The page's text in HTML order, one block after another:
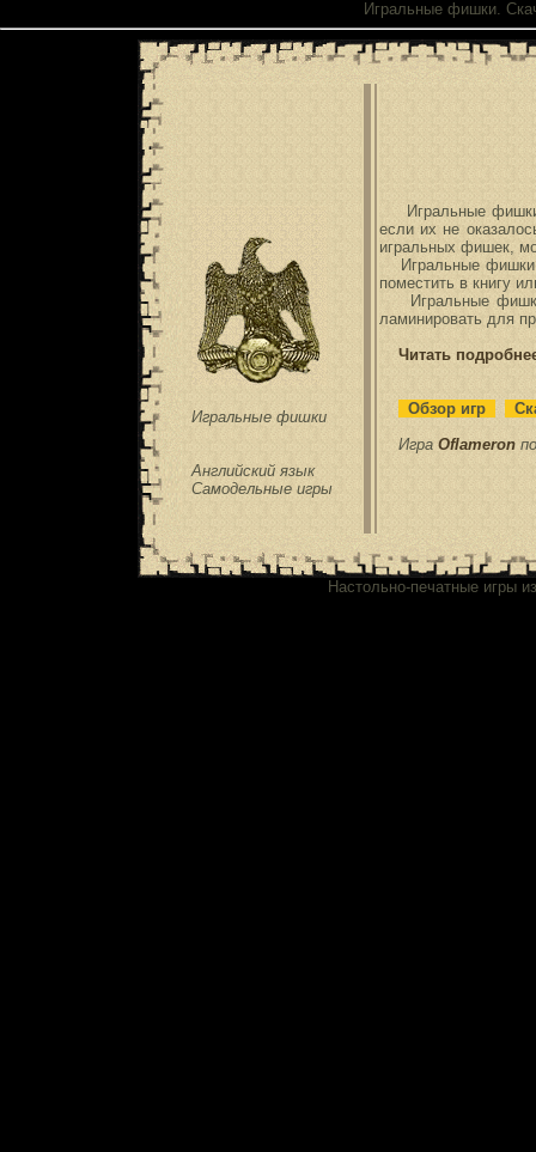
Игральные фишки.
Игральные фишки
Английский язык
Самодельные игры
Игральные фишки
если их не
игральных фишек,
Игральные фишки
поместить в книгу
Игральные фишки
ламинировать для
Читать
Обзор игр
Игра Oflameron
Настольно-печатные игры